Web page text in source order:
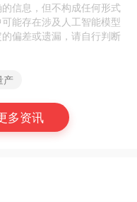
信息，但不构成任何形式
能存在涉及人工智能模型
偏差或遗漏，请自行判断
产
多资讯